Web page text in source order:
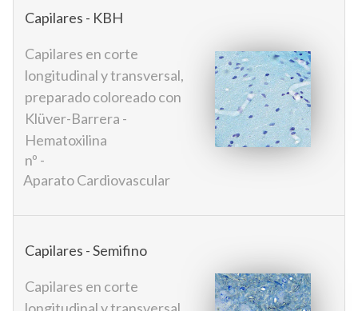
Capilares - KBH
Capilares en corte
longitudinal y transversal,
preparado coloreado con
Klüver-Barrera -
Hematoxilina
nº -
Aparato Cardiovascular
Capilares - Semifino
Capilares en corte